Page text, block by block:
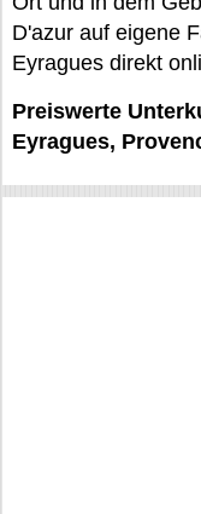
D'azur auf eigene
Eyragues direkt
Preiswerte
Eyragues,